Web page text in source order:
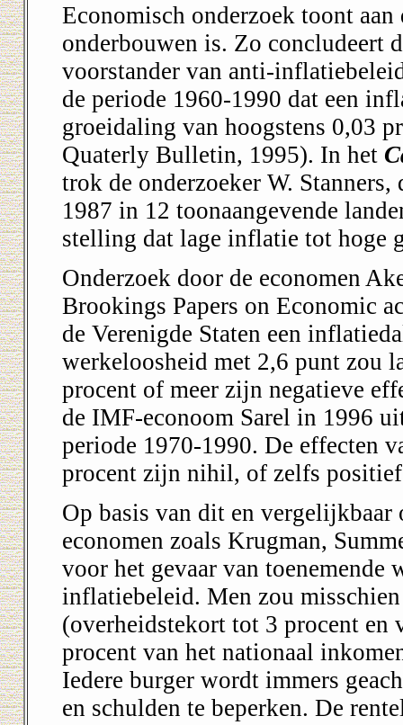
Economisch onderzoek toont
onderbouwen is. Zo concludeert
voorstander van anti-
de periode 1960-1990 dat een
groeidaling van hoogstens 0,03
Quaterly Bulletin, 1995). In het
trok de onderzoeker W.
1987 in 12 toonaangevende
stelling dat lage inflatie tot hoge
Onderzoek door de economen
Brookings Papers on Economic
de Verenigde Staten een
werkeloosheid met 2,6 punt zou
procent of meer zijn negatieve
de IMF-econoom Sarel in 1996
periode 1970-1990. De effecten
procent zijn nihil, of zelfs
Op basis van dit en vergelijkbaar
economen zoals Krugman,
voor het gevaar van
inflatiebeleid. Men zou
(overheidstekort tot 3 procent en
procent van het nationaal
Iedere burger wordt immers
en schulden te beperken. De